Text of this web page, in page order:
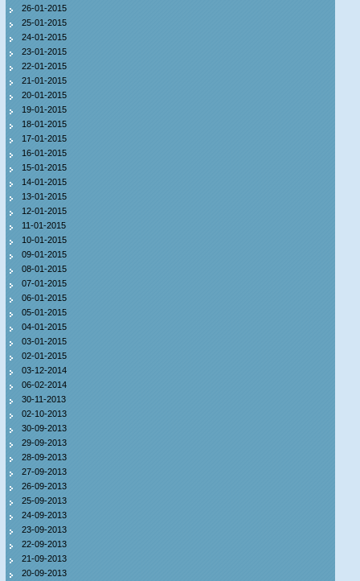
26-01-2015
25-01-2015
24-01-2015
23-01-2015
22-01-2015
21-01-2015
20-01-2015
19-01-2015
18-01-2015
17-01-2015
16-01-2015
15-01-2015
14-01-2015
13-01-2015
12-01-2015
11-01-2015
10-01-2015
09-01-2015
08-01-2015
07-01-2015
06-01-2015
05-01-2015
04-01-2015
03-01-2015
02-01-2015
03-12-2014
06-02-2014
30-11-2013
02-10-2013
30-09-2013
29-09-2013
28-09-2013
27-09-2013
26-09-2013
25-09-2013
24-09-2013
23-09-2013
22-09-2013
21-09-2013
20-09-2013